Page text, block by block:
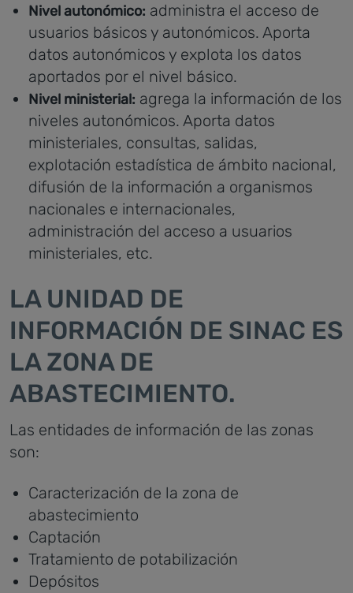
Nivel autonómico: administra el acceso de
usuarios básicos y autonómicos. Aporta
datos autonómicos y explota los datos
aportados por el nivel básico.
Nivel ministerial: agrega la información de los
niveles autonómicos. Aporta datos
ministeriales, consultas, salidas,
explotación estadística de ámbito nacional,
difusión de la información a organismos
nacionales e internacionales,
administración del acceso a usuarios
ministeriales, etc.
LA UNIDAD DE
INFORMACIÓN DE SINAC ES
LA ZONA DE
ABASTECIMIENTO.
Las entidades de información de las zonas
son:
Caracterización de la zona de
abastecimiento
Captación
Tratamiento de potabilización
Depósitos